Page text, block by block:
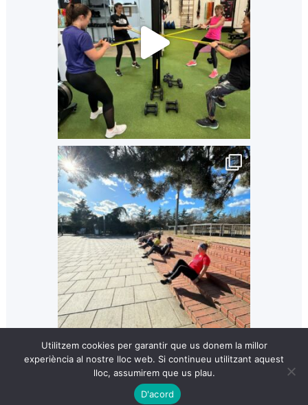
Utilitzem cookies per garantir que us donem la millor
experiència al nostre lloc web. Si continueu utilitzant aquest
lloc, assumirem que us plau.
D'acord